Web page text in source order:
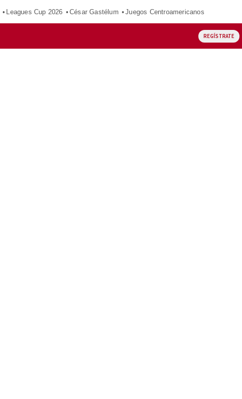
Leagues Cup 2026 César Gastélum Juegos Centroamericanos
REGÍSTRATE